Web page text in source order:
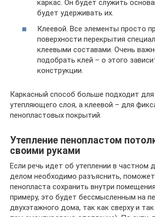
каркас. Он будет служить
будет удерживать их.
Клеевой. Все элементы просто
поверхности перекрытия
клеевыми составами. Очень
подобрать клей – о этого
конструкции.
Каркасный способ больше подходит
утепляющего слоя, а клеевой – для
пенопластовых покрытий.
Утепление пенопластом
своими руками
Если речь идет об утеплении в частном
делом необходимо разъяснить,
пенопласта сохранить внутри
примеру, это будет бессмысленным на
двухэтажного дома, так как сверху и